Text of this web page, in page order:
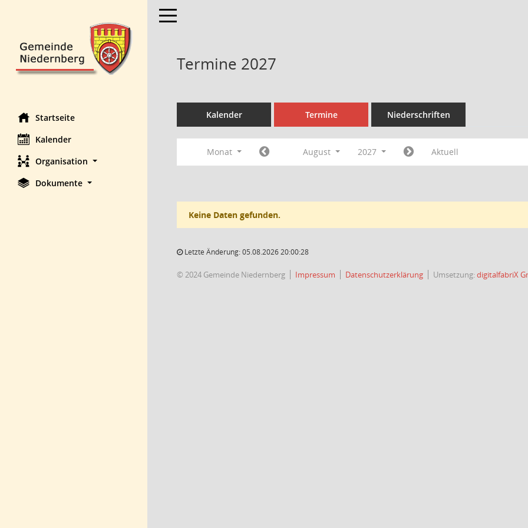
Startseite
Kalender
Organisation
Dokumente
Toggle navigation
Termine 2027
Kalender Termine Niederschriften
Monat August 2027 Aktuell
Keine Daten gefunden.
Letzte Änderung: 05.08.2026 20:00:28
© 2024 Gemeinde Niedernberg Impressum Datenschutzerklärung Umsetzung:digitalfabriX